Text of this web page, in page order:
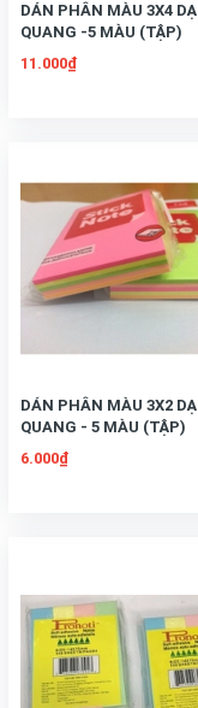
DÁN PHÂN MÀU 3X4 DẠ
QUANG -5 MÀU (TẬP)
11.000₫
DÁN PHÂN MÀU 3X2 DẠ
QUANG - 5 MÀU (TẬP)
6.000₫